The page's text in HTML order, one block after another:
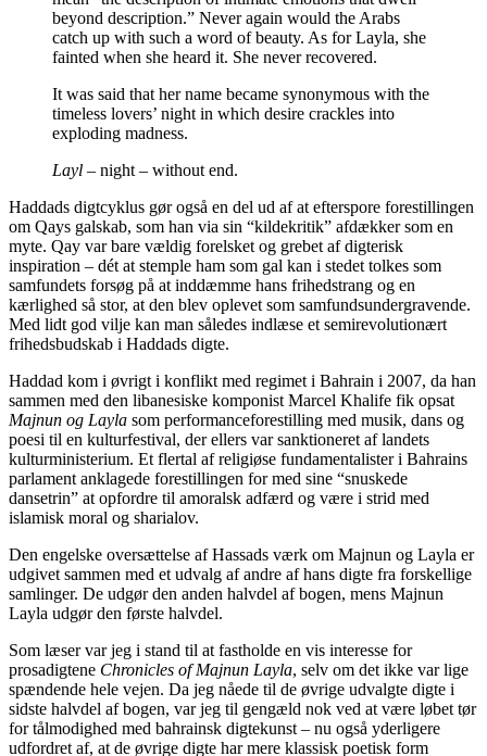
beyond description.” Never again would the Arabs
catch up with such a word of beauty. As for Layla, she
fainted when she heard it. She never recovered.
It was said that her name became synonymous with the
timeless lovers’ night in which desire crackles into
exploding madness.
Layl – night – without end.
Haddads digtcyklus gør også en del ud af at efterspore forestillingen
om Qays galskab, som han via sin “kildekritik” afdækker som en
myte. Qay var bare vældig forelsket og grebet af digterisk
inspiration – dét at stemple ham som gal kan i stedet tolkes som
samfundets forsøg på at inddæmme hans frihedstrang og en
kærlighed så stor, at den blev oplevet som samfundsundergravende.
Med lidt god vilje kan man således indlæse et semirevolutionært
frihedsbudskab i Haddads digte.
Haddad kom i øvrigt i konflikt med regimet i Bahrain i 2007, da han
sammen med den libanesiske komponist Marcel Khalife fik opsat
Majnun og Layla som performanceforestilling med musik, dans og
poesi til en kulturfestival, der ellers var sanktioneret af landets
kulturministerium. Et flertal af religiøse fundamentalister i Bahrains
parlament anklagede forestillingen for med sine “snuskede
dansetrin” at opfordre til amoralsk adfærd og være i strid med
islamisk moral og sharialov.
Den engelske oversættelse af Hassads værk om Majnun og Layla er
udgivet sammen med et udvalg af andre af hans digte fra forskellige
samlinger. De udgør den anden halvdel af bogen, mens Majnun
Layla udgør den første halvdel.
Som læser var jeg i stand til at fastholde en vis interesse for
prosadigtene Chronicles of Majnun Layla, selv om det ikke var lige
spændende hele vejen. Da jeg nåede til de øvrige udvalgte digte i
sidste halvdel af bogen, var jeg til gengæld nok ved at være løbet tør
for tålmodighed med bahrainsk digtekunst – nu også yderligere
udfordret af, at de øvrige digte har mere klassisk poetisk form